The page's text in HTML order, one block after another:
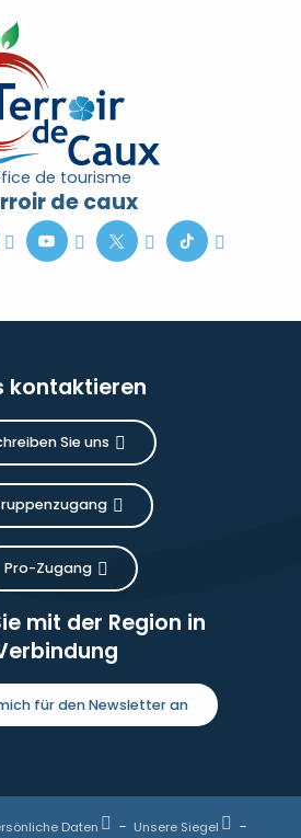
de tourisme
de caux
kontaktieren
Sie uns
Pro-Zugang
mit der Region in
für den Newsletter an
Daten Unsere Siegel